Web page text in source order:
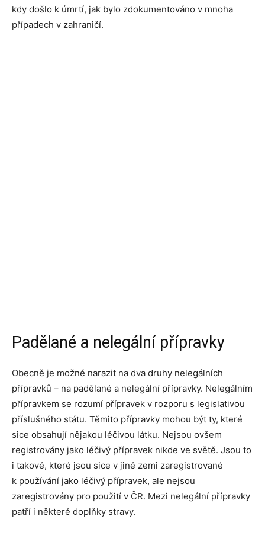
kdy došlo k úmrtí, jak bylo zdokumentováno v mnoha
případech v zahraničí.
Padělané a nelegální přípravky
Obecně je možné narazit na dva druhy nelegálních
přípravků – na padělané a nelegální přípravky. Nelegálním
přípravkem se rozumí přípravek v rozporu s legislativou
příslušného státu. Těmito přípravky mohou být ty, které
sice obsahují nějakou léčivou látku. Nejsou ovšem
registrovány jako léčivý přípravek nikde ve světě. Jsou to
i takové, které jsou sice v jiné zemi zaregistrované
k používání jako léčivý přípravek, ale nejsou
zaregistrovány pro použití v ČR. Mezi nelegální přípravky
patří i některé doplňky stravy.